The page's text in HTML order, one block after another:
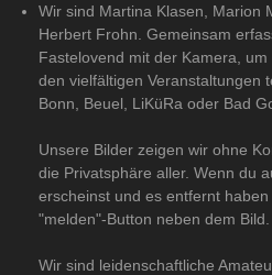
Wir sind Martina Klasen, Marion
Herbert Frohn. Gemeinsam
Fastelovend mit der Kamera,
den vielfältigen Veranstaltungen
Bonn, Beuel, LiKüRa oder Bad
Unsere Bilder zeigen wir ohne
die Privatsphäre aller. Wenn du
erscheinst und es entfernt
"melden"-Button neben dem Bild.
Wir sind leidenschaftliche